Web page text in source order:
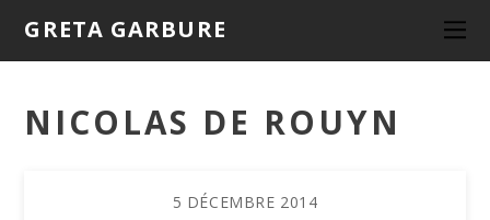
GRETA GARBURE
NICOLAS DE ROUYN
5 DÉCEMBRE 2014